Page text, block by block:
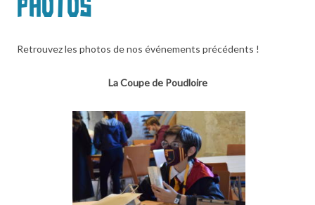
Photos
Retrouvez les photos de nos événements précédents !
La Coupe de Poudloire